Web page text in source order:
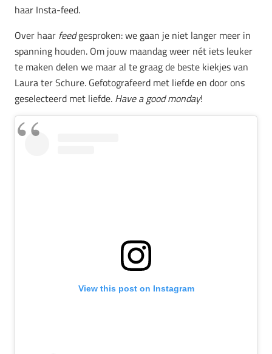
haar Insta-feed.
Over haar feedgesproken: we gaan je niet langer meer in
spanning houden. Om jouw maandag weer nét iets leuker
te maken delen we maar al te graag de beste kiekjes van
Laura ter Schure. Gefotografeerd met liefde en door ons
geselecteerd met liefde. Have a good monday!
View this post on Instagram